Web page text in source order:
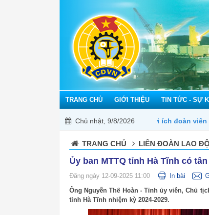
TRANG CHỦ GIỚI THIỆU TIN TỨC - SỰ
Chủ nhật, 9/8/2026
TRANG CHỦ LIÊN ĐOÀN LAO
Ủy ban MTTQ tỉnh Hà Tĩnh có
Đăng ngày 12-09-2025 11:00 In bài
Ông Nguyễn Thế Hoàn - Tỉnh ủy viên, Chủ
tỉnh Hà Tĩnh nhiệm kỳ 2024-2029.